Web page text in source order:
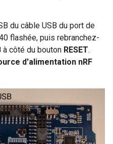
du câble USB du port de
flashée, puis rebranchez-
à côté du bouton RESET.
d'alimentation nRF